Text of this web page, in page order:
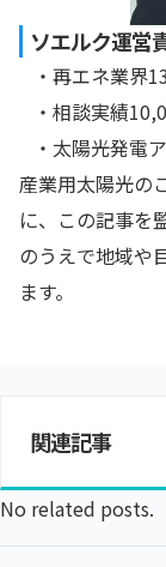
ソエルク運営
・再エネ業界
・相談実績
・太陽光発電
産業用太陽光の
に、この記事を
のうえで地域や
ます。
関連記事
No related posts.